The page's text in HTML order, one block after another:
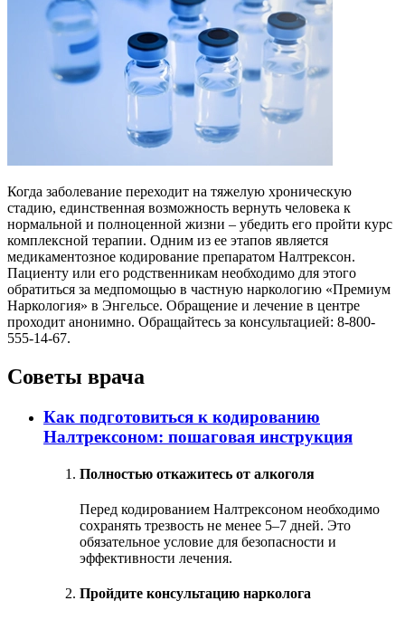
Когда заболевание переходит на тяжелую хроническую
стадию, единственная возможность вернуть человека к
нормальной и полноценной жизни – убедить его пройти курс
комплексной терапии. Одним из ее этапов является
медикаментозное кодирование препаратом Налтрексон.
Пациенту или его родственникам необходимо для этого
обратиться за медпомощью в частную наркологию «Премиум
Наркология» в Энгельсе. Обращение и лечение в центре
проходит анонимно. Обращайтесь за консультацией: 8-800-
555-14-67.
Советы врача
Как подготовиться к кодированию
Налтрексоном: пошаговая инструкция
Полностью откажитесь от алкоголя
Перед кодированием Налтрексоном необходимо
сохранять трезвость не менее 5–7 дней. Это
обязательное условие для безопасности и
эффективности лечения.
Пройдите консультацию нарколога